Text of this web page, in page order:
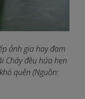
ảnh gia hay đam
Cháy đều hứa hẹn
quên (Nguồn: